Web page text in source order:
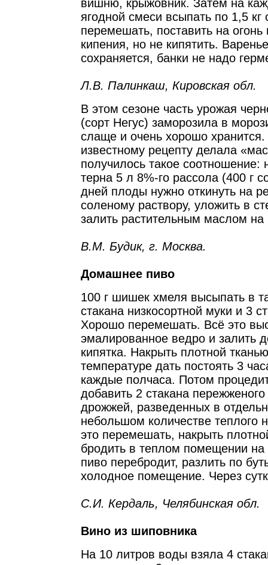
вишню, крыжовник. Затем на
ягодной смеси всыпать по 1,5 кг
перемешать, поставить на огонь
кипения, но не кипятить.
сохраняется, банки не надо
Л.В. Палинкаш, Кировская обл.
В этом сезоне часть урожая
(сорт Негус) заморозила в
слаще и очень хорошо
известному рецепту делала
получилось такое соотношение:
терна 5 л 8%-го рассола (400 г
дней плоды нужно откинуть на
соленому раствору, уложить в
залить растительным маслом на
В.М. Будик, г. Москва.
Домашнее пиво
100 г шишек хмеля высыпать в
стакана низкосортной муки и 3
Хорошо перемешать. Всё это
эмалированное ведро и залить
кипятка. Накрыть плотной
температуре дать постоять 3
каждые полчаса. Потом
добавить 2 стакана
дрожжей, разведенных в
небольшом количестве теплого
это перемешать, накрыть
бродить в теплом помещении на
пиво перебродит, разлить по
холодное помещение. Через
С.И. Кердаль, Челябинская обл.
Вино из шиповника
На 10 литров воды взяла 4